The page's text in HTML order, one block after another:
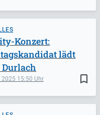
bookmark_border
2025 15:50
Konzert:
lädt